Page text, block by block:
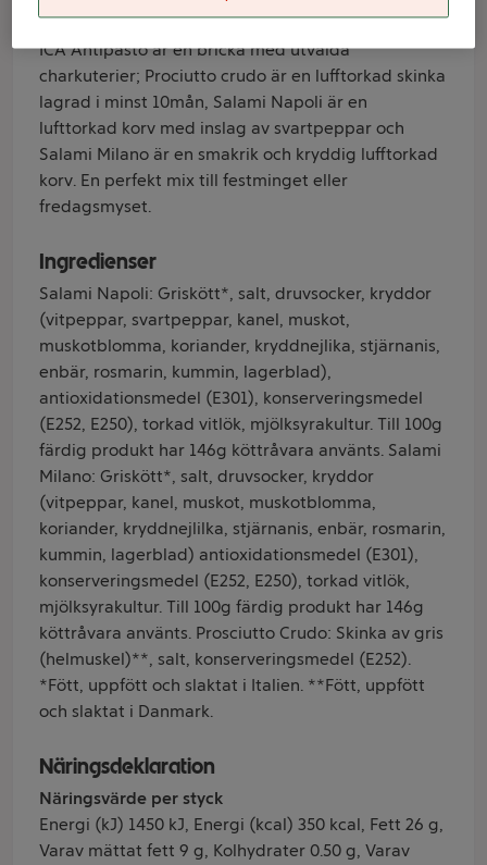
Produktinformation
ICA Antipasto är en bricka med utvalda
charkuterier; Prociutto crudo är en lufftorkad skinka
lagrad i minst 10mån, Salami Napoli är en
lufttorkad korv med inslag av svartpeppar och
Salami Milano är en smakrik och kryddig lufftorkad
korv. En perfekt mix till festminget eller
fredagsmyset.
Ingredienser
Salami Napoli: Griskött*, salt, druvsocker, kryddor
(vitpeppar, svartpeppar, kanel, muskot,
muskotblomma, koriander, kryddnejlika, stjärnanis,
enbär, rosmarin, kummin, lagerblad),
antioxidationsmedel (E301), konserveringsmedel
(E252, E250), torkad vitlök, mjölksyrakultur. Till 100g
färdig produkt har 146g köttråvara använts. Salami
Milano: Griskött*, salt, druvsocker, kryddor
(vitpeppar, kanel, muskot, muskotblomma,
koriander, kryddnejlilka, stjärnanis, enbär, rosmarin,
kummin, lagerblad) antioxidationsmedel (E301),
konserveringsmedel (E252, E250), torkad vitlök,
mjölksyrakultur. Till 100g färdig produkt har 146g
köttråvara använts. Prosciutto Crudo: Skinka av gris
(helmuskel)**, salt, konserveringsmedel (E252).
*Fött, uppfött och slaktat i Italien. **Fött, uppfött
och slaktat i Danmark.
Näringsdeklaration
Näringsvärde per styck
Energi (kJ) 1450 kJ, Energi (kcal) 350 kcal, Fett 26 g,
Varav mättat fett 9 g, Kolhydrater 0.50 g, Varav